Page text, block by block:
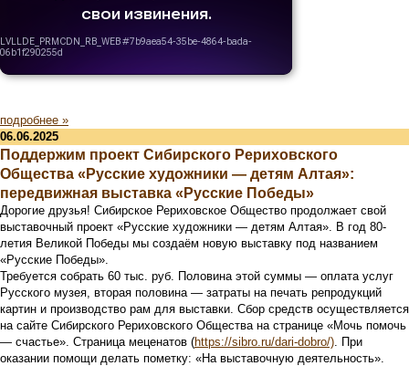
подробнее »
06.06.2025
Поддержим проект Сибирского Рериховского
Общества «Русские художники — детям Алтая»:
передвижная выставка «Русские Победы»
Дорогие друзья! Сибирское Рериховское Общество продолжает свой
выставочный проект «Русские художники — детям Алтая». В год 80-
летия Великой Победы мы создаём новую выставку под названием
«Русские Победы».
Требуется собрать 60 тыс. руб. Половина этой суммы — оплата услуг
Русского музея, вторая половина — затраты на печать репродукций
картин и производство рам для выставки. Сбор средств осуществляется
на сайте Сибирского Рериховского Общества на странице «Мочь помочь
— счастье». Страница меценатов (https://sibro.ru/dari-dobro/). При
оказании помощи делать пометку: «На выставочную деятельность».